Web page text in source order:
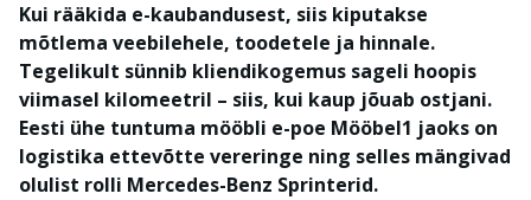
Kui rääkida e-kaubandusest, siis kiputakse
mõtlema veebilehele, toodetele ja hinnale.
Tegelikult sünnib kliendikogemus sageli hoopis
viimasel kilomeetril – siis, kui kaup jõuab ostjani.
Eesti ühe tuntuma mööbli e-poe Mööbel1 jaoks on
logistika ettevõtte vereringe ning selles mängivad
olulist rolli Mercedes-Benz Sprinterid.